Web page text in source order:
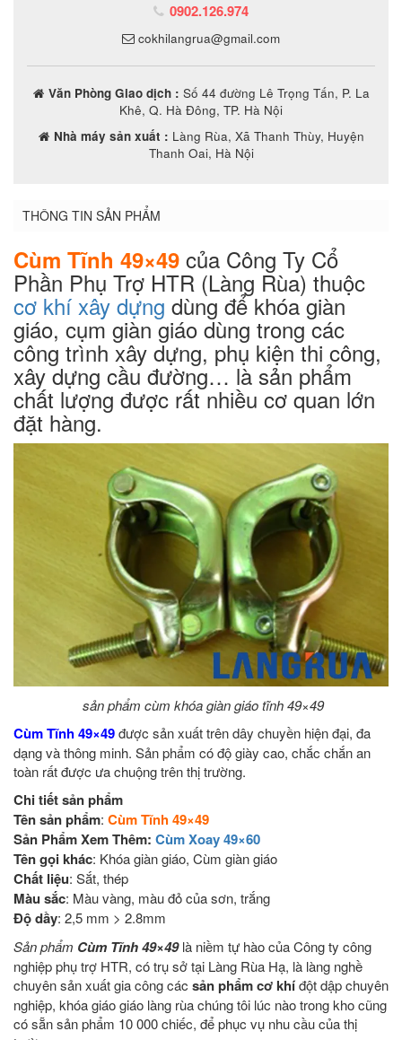
0902.126.974
cokhilangrua@gmail.com
Văn Phòng Giao dịch : Số 44 đường Lê Trọng Tấn, P. La
Khê, Q. Hà Đông, TP. Hà Nội
Nhà máy sản xuất : Làng Rùa, Xã Thanh Thùy, Huyện
Thanh Oai, Hà Nội
THÔNG TIN SẢN PHẨM
Cùm Tĩnh 49×49 của Công Ty Cổ
Phần Phụ Trợ HTR (Làng Rùa) thuộc
cơ khí xây dựng dùng để khóa giàn
giáo, cụm giàn giáo dùng trong các
công trình xây dựng, phụ kiện thi công,
xây dựng cầu đường… là sản phẩm
chất lượng được rất nhiều cơ quan lớn
đặt hàng.
sản phẩm cùm khóa giàn giáo tĩnh 49×49
Cùm Tĩnh 49×49được sản xuất trên dây chuyền hiện đại, đa
dạng và thông minh. Sản phẩm có độ giày cao, chắc chắn an
toàn rất được ưa chuộng trên thị trường.
Chi tiết sản phẩm
Tên sản phẩm: Cùm Tĩnh 49×49
Sản Phẩm Xem Thêm: Cùm Xoay 49×60
Tên gọi khác: Khóa giàn giáo, Cùm giàn giáo
Chất liệu: Sắt, thép
Màu sắc: Màu vàng, màu đỏ của sơn, trắng
Độ dầy: 2,5 mm > 2.8mm
Sản phẩm Cùm Tĩnh 49×49là niềm tự hào của Công ty công
nghiệp phụ trợ HTR, có trụ sở tại Làng Rùa Hạ, là làng nghề
chuyên sản xuất gia công các sản phẩm cơ khíđột dập chuyên
nghiệp, khóa giáo giáo làng rùa chúng tôi lúc nào trong kho cũng
có sẵn sản phẩm 10 000 chiếc, để phục vụ nhu cầu của thị